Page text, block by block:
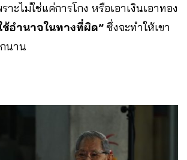
ราะไม่ใช่แค่การโกง หรือเอาเงินเอาทอง
ช้อำนาจในทางที่ผิด” ซึ่งจะทำให้เขา
นาน